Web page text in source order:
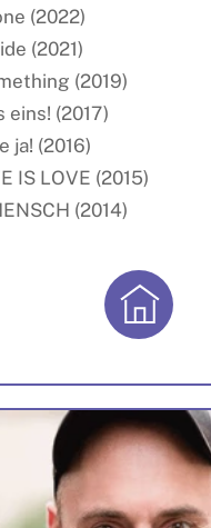
(2022)
(2021)
(2019)
eins! (2017)
ja! (2016)
IS LOVE (2015)
(2014)